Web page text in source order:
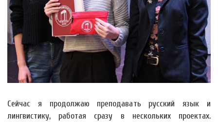
Сейчас я продолжаю преподавать русский язык и
лингвистику, работая сразу в нескольких проектах.